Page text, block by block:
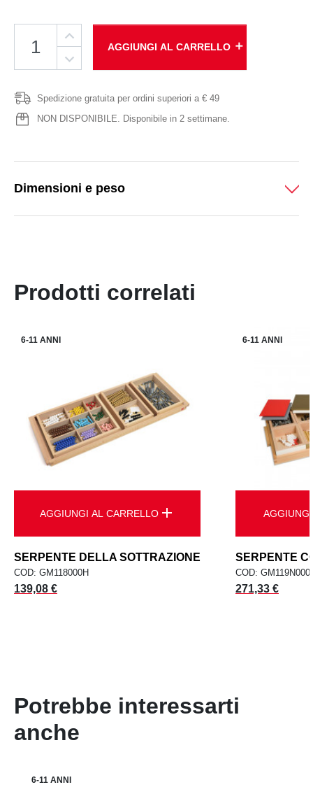
AGGIUNGI AL CARRELLO add
Spedizione gratuita per ordini superiori a € 49
NON DISPONIBILE. Disponibile in 2 settimane.
Dimensioni e peso
Prodotti correlati
6-11 ANNI
AGGIUNGI AL CARRELLOadd
SERPENTE DELLA SOTTRAZIONE
COD: GM118000H
Prezzo
139,08 €
6-11 ANNI
SERPENTE
COD: GM119N000
Prezzo
271,33 €
Potrebbe interessarti
anche
6-11 ANNI